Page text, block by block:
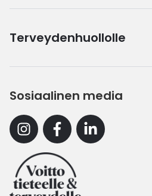
Terveydenhuollolle
Sosiaalinen media
InstagramFacebookLinkedin